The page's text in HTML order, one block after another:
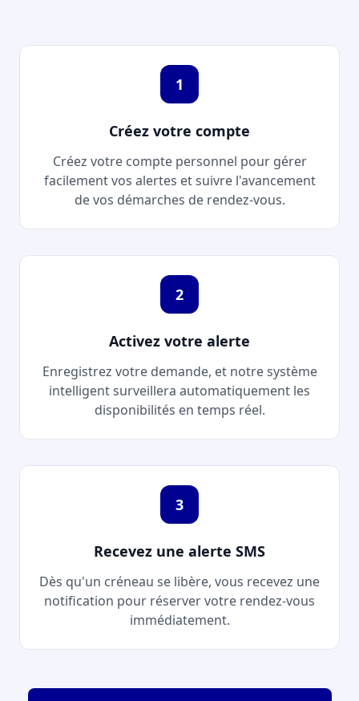
1
Créez votre compte
Créez votre compte personnel pour gérer
facilement vos alertes et suivre l'avancement
de vos démarches de rendez-vous.
2
Activez votre alerte
Enregistrez votre demande, et notre système
intelligent surveillera automatiquement les
disponibilités en temps réel.
3
Recevez une alerte SMS
Dès qu'un créneau se libère, vous recevez une
notification pour réserver votre rendez-vous
immédiatement.